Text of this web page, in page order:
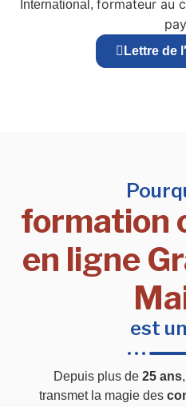
International, formateur au
Lettre de
formation
en ligne
est
Depuis plus de25 ans
transmet la magie des